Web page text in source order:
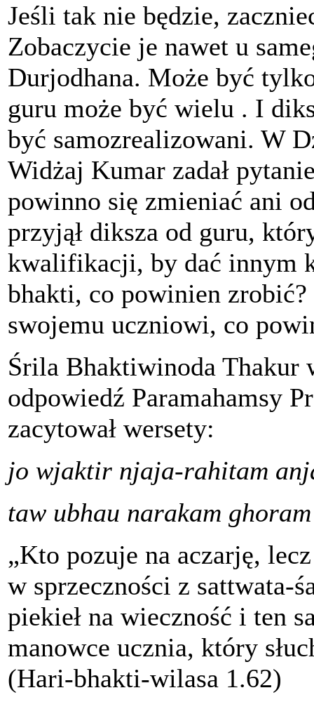
Jeśli tak nie będzie,
Zobaczycie je nawet u
Durjodhana. Może być
guru może być wielu . I
być samozrealizowani. W
Widżaj Kumar zadał
powinno się zmieniać ani
przyjął diksza od guru,
kwalifikacji, by dać innym
bhakti, co powinien
swojemu uczniowi, co
Śrila Bhaktiwinoda Thakur
odpowiedź Paramahamsy
zacytował wersety:
jo wjaktir njaja-rahitam
taw ubhau narakam
„Kto pozuje na aczarję,
w sprzeczności z sattwata-
piekieł na wieczność i ten
manowce ucznia, który
(Hari-bhakti-wilasa 1.62)